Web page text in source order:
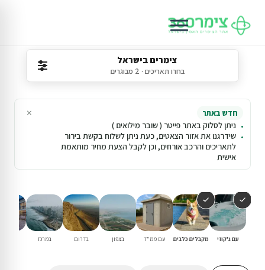
צימרים בישראל
בחרו תאריכים · 2 מבוגרים
חדש באתר
ניתן לסלוק באתר פייטר ( שובר מילואים )
שידרגנו את אזור הצאטים, כעת ניתן לשלוח בקשת בירור
לתאריכים והרכב אורחים, וכן לקבל הצעת מחיר מותאמת
אישית
×
עם ג'קוזי מקבלים כלבים עם ממ"ד בצפון בדרום במרכז